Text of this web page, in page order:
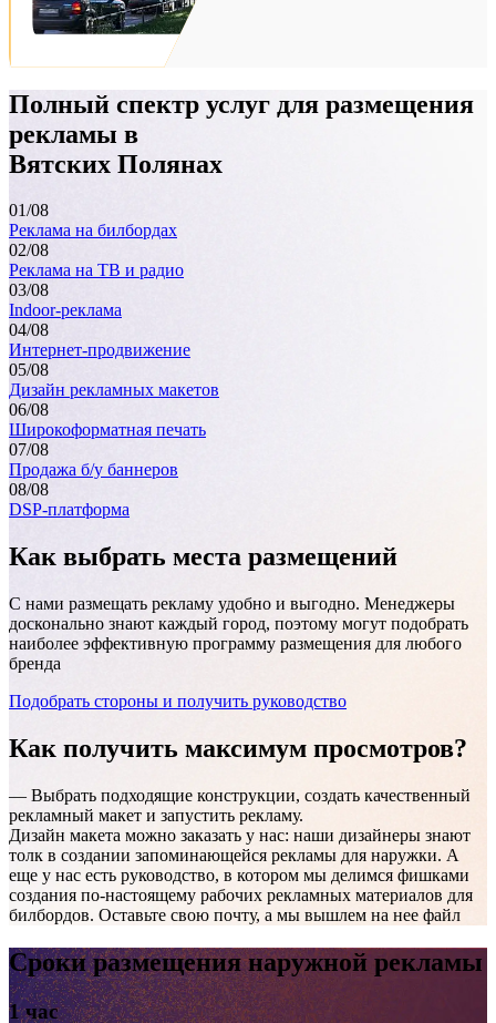
Вятские Поляны, пересечение ул. Ленина и ул. Гагарина,
общей площадью 54,0 кв. м.
Вятские Поляны, улица Мира, газон вдоль
площади
Вятские Поляны, улица Мира, газон вдоль
Полный спектр услуг для размещения
рекламы в
Вятских Полянах
01/08
Реклама на билбордах
02/08
Реклама на ТВ и радио
03/08
Indoor-реклама
04/08
Интернет-продвижение
05/08
Дизайн рекламных макетов
06/08
Широкоформатная печать
07/08
Продажа б/у баннеров
08/08
DSP-платформа
Как выбрать места размещений
С нами размещать рекламу удобно и выгодно. Менеджеры
досконально знают каждый город, поэтому могут подобрать
наиболее эффективную программу размещения для любого
бренда
Подобрать стороны и получить руководство
Как получить максимум просмотров?
— Выбрать подходящие конструкции, создать качественный
рекламный макет и запустить рекламу.
Дизайн макета можно заказать у нас: наши дизайнеры знают
толк в создании запоминающейся рекламы для наружки. А
еще у нас есть руководство, в котором мы делимся фишками
создания по-настоящему рабочих рекламных материалов для
билбордов. Оставьте свою почту, а мы вышлем на нее файл
Сроки размещения наружной рекламы
1 час